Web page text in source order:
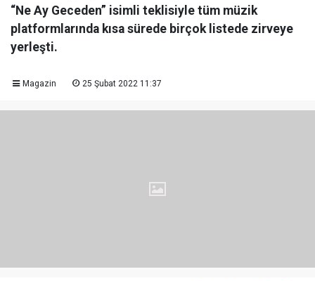
“Ne Ay Geceden” isimli teklisiyle tüm müzik
platformlarında kısa sürede birçok listede zirveye
yerleşti.
Magazin 25 Şubat 2022 11:37